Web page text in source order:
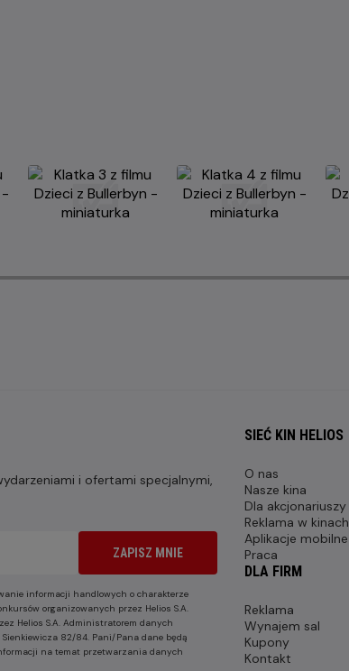
i ofertami specjalnymi,
ZAPISZ MNIE
informacji handlowych o charakterze
organizowanych przez Helios S.A.
Helios S.A. Administratorem danych
82/84. Pani/Pana dane będą
na temat przetwarzania danych
SIEĆ KIN HELIOS
O nas
Nasze kina
Dla akcjonariuszy
Reklama w kinach
Aplikacje mobilne
Praca
DLA FIRM
Reklama
Wynajem sal
Kupony
Kontakt